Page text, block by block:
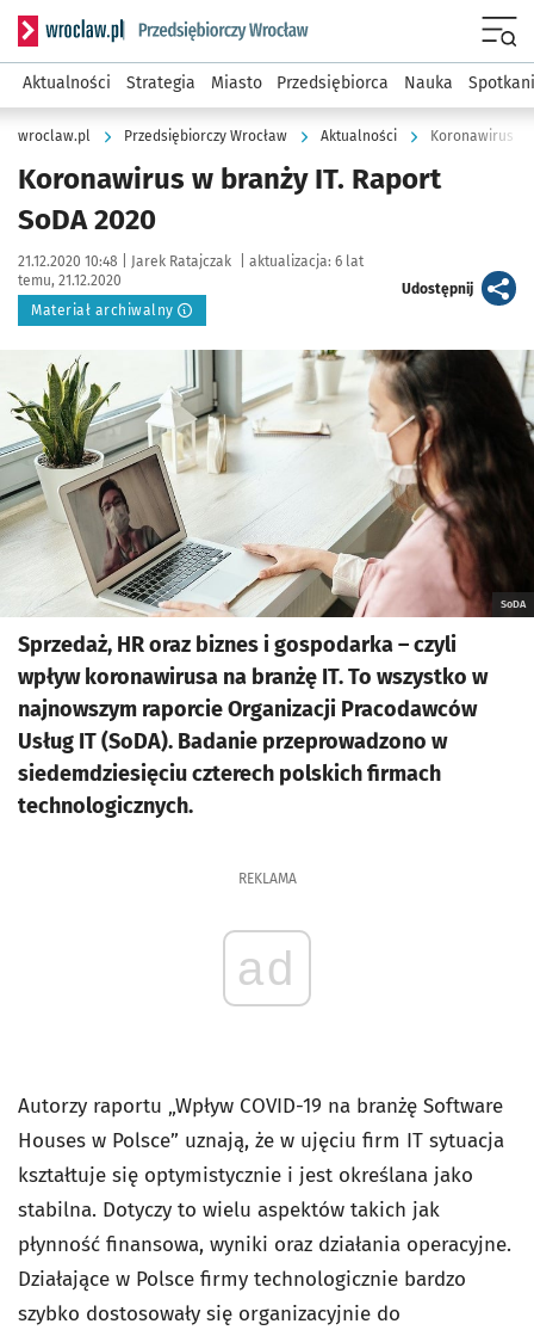
Serwis informacyjny wroclaw.pl podserwis: Strategia
Aktualności Strategia Miasto Przedsiębiorca Nauka
wroclaw.pl Przedsiębiorczy Wrocław Aktualności Koronawirus w
Koronawirus w branży IT. Raport
SoDA 2020
Data publikacji:
21.12.2020 10:48 | Autor:
Jarek Ratajczak aktualizacja: 6 lat
temu, 21.12.2020
Materiał archiwalny
Udostępnijartykuł
Kliknij, aby powiększyć
SoDA
Sprzedaż, HR oraz biznes i gospodarka – czyli
wpływ koronawirusa na branżę IT. To wszystko w
najnowszym raporcie Organizacji Pracodawców
Usług IT (SoDA). Badanie przeprowadzono w
siedemdziesięciu czterech polskich firmach
technologicznych.
REKLAMA
ad
Autorzy raportu „Wpływ COVID-19 na branżę Software
Houses w Polsce” uznają, że w ujęciu firm IT sytuacja
kształtuje się optymistycznie i jest określana jako
stabilna. Dotyczy to wielu aspektów takich jak
płynność finansowa, wyniki oraz działania operacyjne.
Działające w Polsce firmy technologicznie bardzo
szybko dostosowały się organizacyjnie do